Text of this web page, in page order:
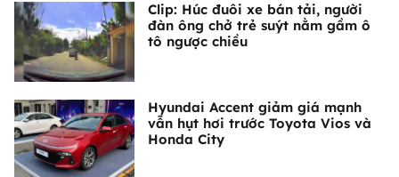
Clip: Húc đuôi xe bán tải, người
đàn ông chở trẻ suýt nằm gầm ô
tô ngược chiều
Hyundai Accent giảm giá mạnh
vẫn hụt hơi trước Toyota Vios và
Honda City